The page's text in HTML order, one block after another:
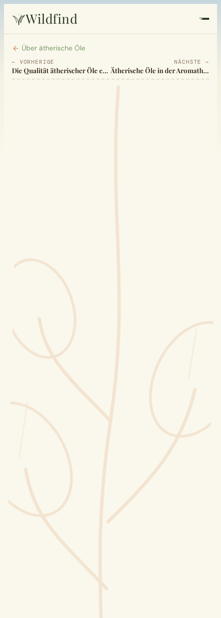
Wildfind
Startseite
Pflanzen
Sammelkalender
Blüten-Finder
Phänologie-Radar
Vogelstimmen
Gartenplaner
Challenges
Wusstest du?
Sammlungen
Selber machen
Über ätherische Öle
← VORHERIGE
Die Qualität ätherischer Öle erkennen
NÄCHSTE →
Ätherische Öle in der Aromatherapie